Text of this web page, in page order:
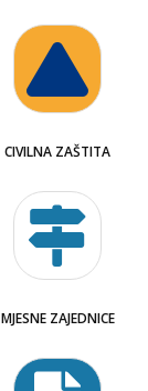
CIVILNA ZAŠTITA
MJESNE ZAJEDNICE